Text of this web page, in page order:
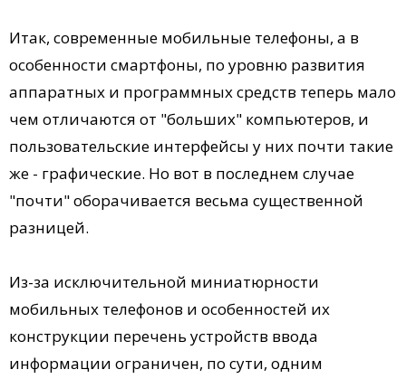
Итак, современные мобильные телефоны, а в
особенности смартфоны, по уровню развития
аппаратных и программных средств теперь мало
чем отличаются от "больших" компьютеров, и
пользовательские интерфейсы у них почти такие
же - графические. Но вот в последнем случае
"почти" оборачивается весьма существенной
разницей.
Из-за исключительной миниатюрности
мобильных телефонов и особенностей их
конструкции перечень устройств ввода
информации ограничен, по сути, одним